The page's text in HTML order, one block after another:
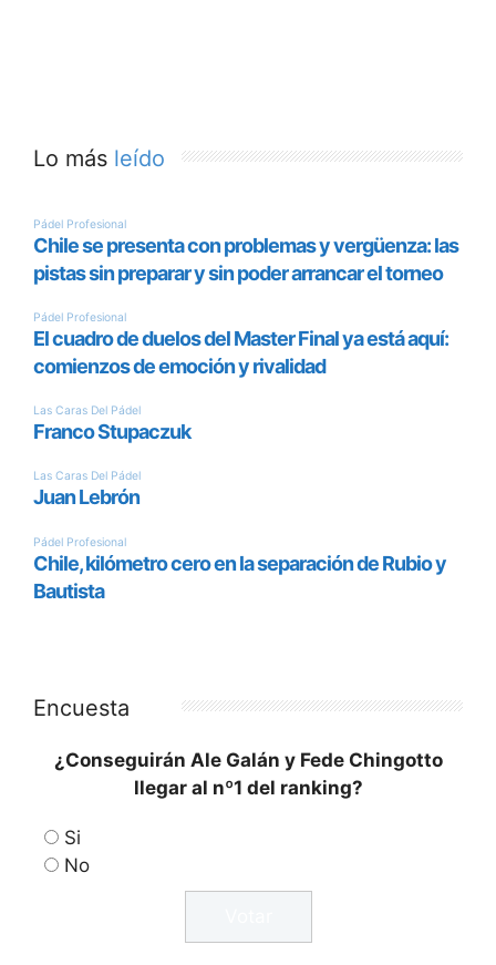
Lo más leído
Encuesta
¿Conseguirán Ale Galán y Fede Chingotto
llegar al nº1 del ranking?
Si
No